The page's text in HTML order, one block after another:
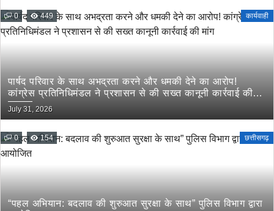
0 449 कार्यवाही
पार्षद परिवार के साथ अभद्रता करने और धमकी देने का आरोप!
कांग्रेस प्रतिनिधिमंडल ने प्रशासन से की सख्त कानूनी कार्रवाई की
मांग
July 31, 2026
0 154 छत्तीसगढ़
“पहल अभियान: बदलाव की शुरुआत सुरक्षा के साथ” पुलिस विभाग द्वारा